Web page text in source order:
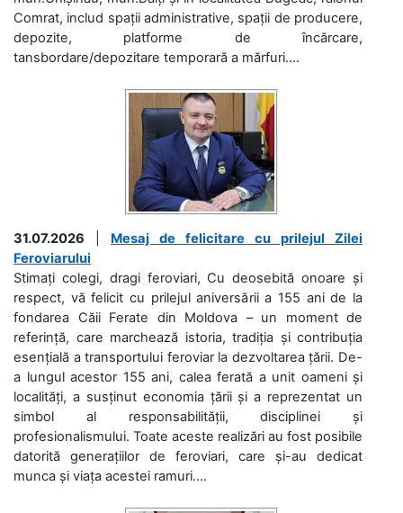
Comrat, includ spații administrative, spații de producere,
depozite, platforme de încărcare,
tansbordare/depozitare temporară a mărfuri....
31.07.2026
Mesaj de felicitare cu prilejul Zilei
Feroviarului
Stimați colegi, dragi feroviari, Cu deosebită onoare și
respect, vă felicit cu prilejul aniversării a 155 ani de la
fondarea Căii Ferate din Moldova – un moment de
referință, care marchează istoria, tradiția și contribuția
esențială a transportului feroviar la dezvoltarea țării. De-
a lungul acestor 155 ani, calea ferată a unit oameni și
localități, a susținut economia țării și a reprezentat un
simbol al responsabilității, disciplinei și
profesionalismului. Toate aceste realizări au fost posibile
datorită generațiilor de feroviari, care și-au dedicat
munca și viața acestei ramuri....